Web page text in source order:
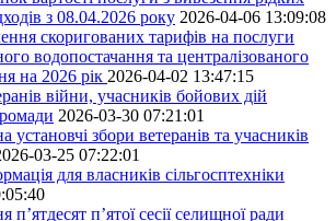
з 08.04.2026 року 2026-04-06 13:09:08
скоригованих тарифів на послуги
водопостачання та централізованого
на 2026 рік 2026-04-02 13:47:15
війни, учасників бойових дій
2026-03-30 07:21:01
установчі збори ветеранів та учасників
03-25 07:22:01
для власників сільгосптехніки
п’ятої сесії селищної ради